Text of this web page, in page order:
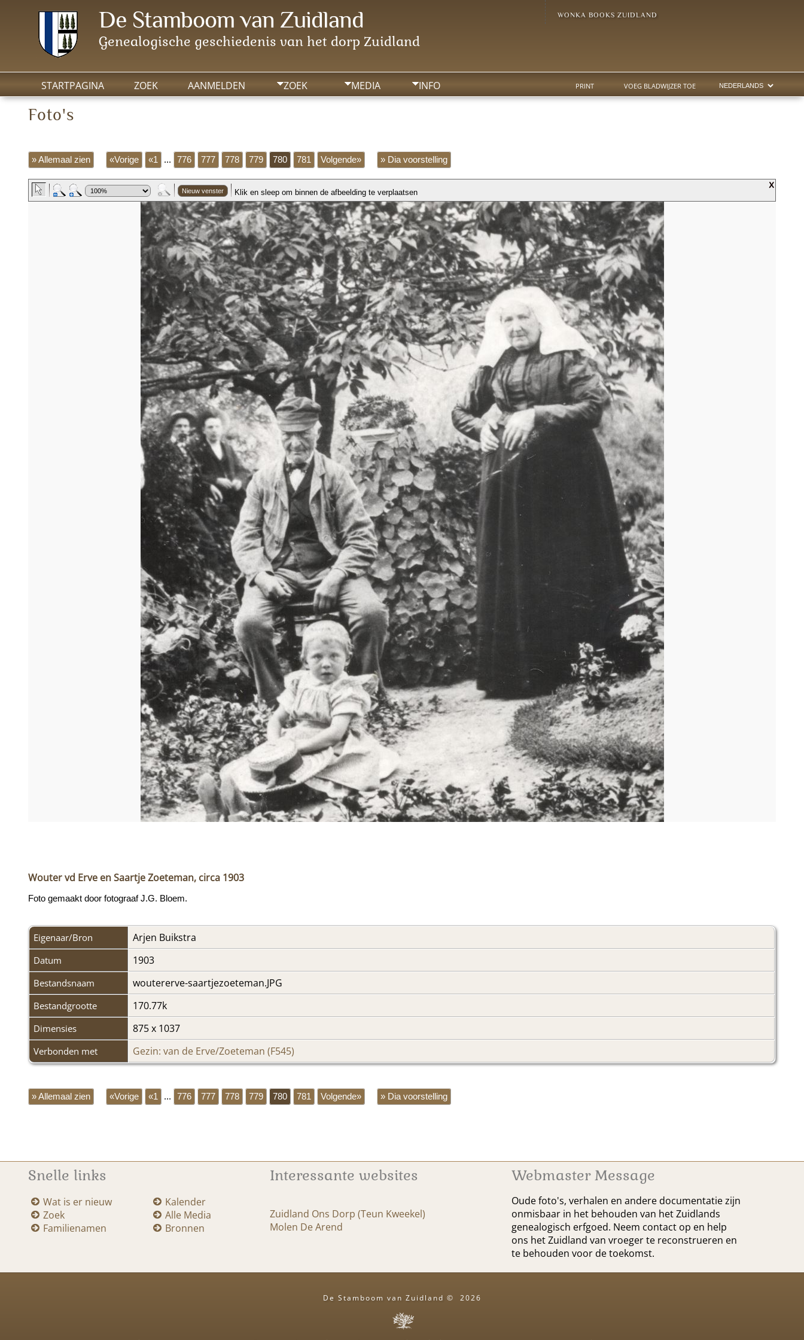
De Stamboom van Zuidland
Genealogische geschiedenis van het dorp Zuidland
WONKA BOOKS ZUIDLAND
ZOEK MEDIA INFO
STARTPAGINA ZOEK AANMELDEN PRINT VOEG BLADWIJZER TOE
Foto's
» Allemaal zien «Vorige «1 ... 776 777 778 779 780 781 Volgende» » Dia voorstelling
Wouter vd Erve en Saartje Zoeteman, circa 1903
Foto gemaakt door fotograaf J.G. Bloem.
Eigenaar/Bron Arjen Buikstra
Datum 1903
Bestandsnaam woutererve-saartjezoeteman.JPG
Bestandgrootte 170.77k
Dimensies 875 x 1037
Verbonden met Gezin: van de Erve/Zoeteman (F545)
» Allemaal zien «Vorige «1 ... 776 777 778 779 780 781 Volgende» » Dia voorstelling
Snelle links
Wat is er nieuw
Zoek
Familienamen
Kalender
Alle Media
Bronnen
Interessante websites
Zuidland Ons Dorp (Teun Kweekel)
Molen De Arend
Webmaster Message
Oude foto's, verhalen en andere documentatie zijn
onmisbaar in het behouden van het Zuidlands
genealogisch erfgoed. Neem contact op en help
ons het Zuidland van vroeger te reconstrueren en
te behouden voor de toekomst.
De Stamboom van Zuidland © 2026